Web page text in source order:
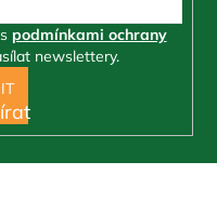
podmínkami ochrany
newslettery.